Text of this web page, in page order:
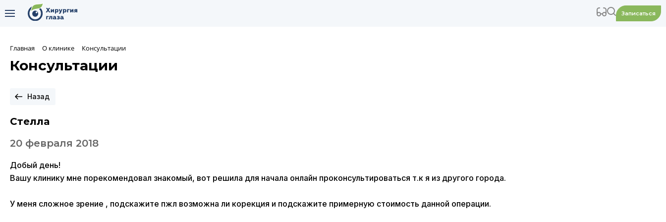
Записаться
Главная О клинике Консультации
Консультации
Назад
Стелла
20 февраля 2018
Добый день!
Вашу клинику мне порекомендовал знакомый, вот решила для начала онлайн проконсультироваться т.к я из другого города.
У меня сложное зрение , подскажите пжл возможна ли корекция и подскажите примерную стоимость данной операции.